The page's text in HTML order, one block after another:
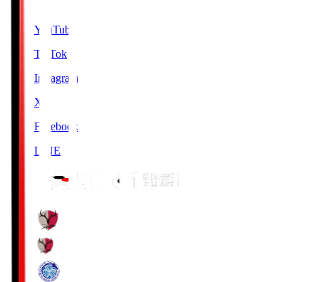
YouTube
TikTok
Instagram
X
Facebook
LINE